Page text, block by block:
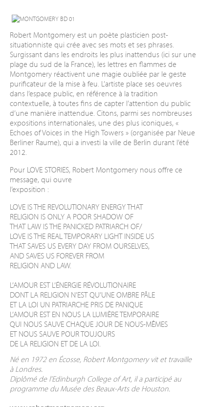
Robert Montgomery est un poète plasticien post-
situationniste qui crée avec ses mots et ses phrases.
Surgissant dans les endroits les plus inattendus (ici sur une
plage du sud de la France), les lettres en flammes de
Montgomery réactivent une magie oubliée par le geste
purificateur de la mise à feu. L’artiste place ses oeuvres
dans l’espace public, en référence à la tradition
contextuelle, à toutes fins de capter l’attention du public
d’une manière inattendue. Citons, parmi ses nombreuses
expositions internationales, une des plus iconiques, «
Echoes of Voices in the High Towers » (organisée par Neue
Berliner Raume), qui a investi la ville de Berlin durant l’été
2012.
Pour LOVE STORIES, Robert Montgomery nous offre ce
message, qui ouvre
l’exposition :
LOVE IS THE REVOLUTIONARY ENERGY THAT
RELIGION IS ONLY A POOR SHADOW OF
THAT LAW IS THE PANICKED PATRIARCH OF/
LOVE IS THE REAL TEMPORARY LIGHT INSIDE US
THAT SAVES US EVERY DAY FROM OURSELVES,
AND SAVES US FOREVER FROM
RELIGION AND LAW.
L’AMOUR EST L’ÉNERGIE RÉVOLUTIONAIRE
DONT LA RELIGION N’EST QU’UNE OMBRE PÂLE
ET LA LOI UN PATRIARCHE PRIS DE PANIQUE
L’AMOUR EST EN NOUS LA LUMIÈRE TEMPORAIRE
QUI NOUS SAUVE CHAQUE JOUR DE NOUS-MÊMES
ET NOUS SAUVE POUR TOUJOURS
DE LA RELIGION ET DE LA LOI.
Né en 1972 en Écosse, Robert Montgomery vit et travaille
à Londres.
Diplômé de l’Edinburgh College of Art, il a participé au
programme du Musée des Beaux-Arts de Houston.